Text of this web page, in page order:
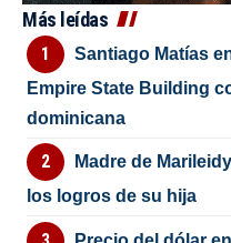
Más leídas
Santiago Matías
Empire State Building
dominicana
Madre de
los logros de su hija